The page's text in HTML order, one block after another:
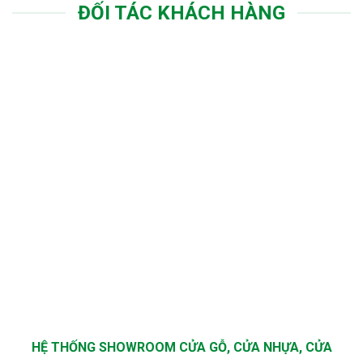
ĐỐI TÁC KHÁCH HÀNG
HỆ THỐNG SHOWROOM CỬA GỖ, CỬA NHỰA, CỬA